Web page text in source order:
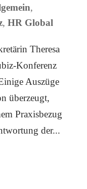
,
, HR Global
Theresa
Konferenz
Auszüge
überzeugt,
Praxisbezug
der...